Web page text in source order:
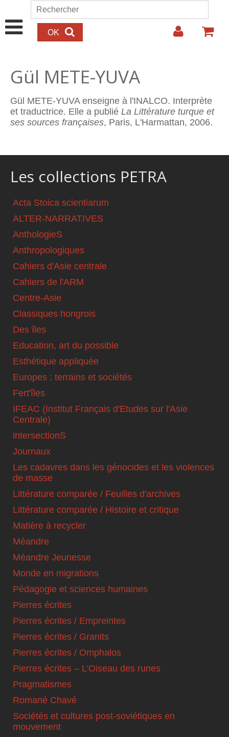
Aller au contenu principal
Formulaire de recherche
Rechercher
Gül METE-YUVA
Gül METE-YUVA enseigne à l'INALCO. Interprète
et traductrice. Elle a publié La Littérature turque et
ses sources françaises, Paris, L'Harmattan, 2006.
Les collections PETRA
Acta Stoica scientiarum
ALTER-NARRATIVES
AnthologieS
Anthropologiques
Cahiers d'Asie centrale
Cahiers de l'ARM
Centre-Asie
Classiques hongrois
Des îles
Education, art du possible
Esthétique appliquée
Europes : terrains et sociétés
Fert'îles
IFEAC (Institut Français d'Etudes sur l'Asie
Centrale)
intersectionS
Journaux
Les cadavres dans les génocides et les violences
de masse
Littérature comparée / Feuilles d'archives
Littérature comparée / Histoire et critique
Matière à recycler
Méandre
Méandre Jeunesse
Monde en migrations
Pédagogie et sciences humaines
Pierres écrites
Pierres écrites / Empreintes
Pierres écrites / Granits
Pierres écrites / Omphalos
Pierres écrites – L'Oiseau des runes
Pragmatismes
Romané Chavé
Sociétés et cultures post-soviétiques en
mouvement